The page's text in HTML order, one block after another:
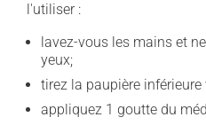
l'utiliser :
lavez-vous les mains et
yeux;
tirez la paupière inférieure
appliquez 1 goutte du